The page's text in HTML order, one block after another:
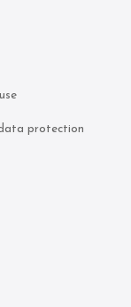
protection